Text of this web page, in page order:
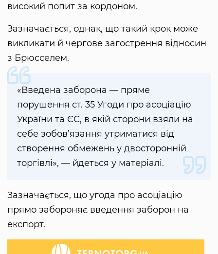
високий попит за кордоном.
Зазначається, однак, що такий крок може
викликати й чергове загострення відносин
з Брюсселем.
«Введена заборона — пряме
порушення ст. 35 Угоди про асоціацію
України та ЄС, в якій сторони взяли на
себе зобов’язання утриматися від
створення обмежень у двосторонній
торгівлі», — йдеться у матеріалі.
Зазначається, що угода про асоціацію
прямо забороняє введення заборон на
експорт.